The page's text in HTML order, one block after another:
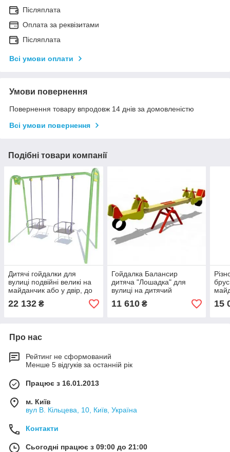
Післяплата
Оплата за реквізитами
Післяплата
Всі умови оплати
Умови повернення
Повернення товару впродовж 14 днів за домовленістю
Всі умови повернення
Подібні товари компанії
Дитячі гойдалки для
вулиці подвійні великі на
майданчик або у двір, до
120кг
22 132 ₴
Гойдалка Балансир
дитяча "Лошадка" для
вулиці на дитячий
майданчик
11 610₴ 15
Про нас
Рейтинг не сформований
Менше 5 відгуків за останній рік
Працює з 16.01.2013
м. Київ
вул В. Кільцева, 10, Київ, Україна
Контакти
Сьогодні працює з 09:00 до 21:00